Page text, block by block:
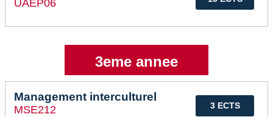
UAEP06
3eme annee
3 ECTS
Management interculturel
MSE212